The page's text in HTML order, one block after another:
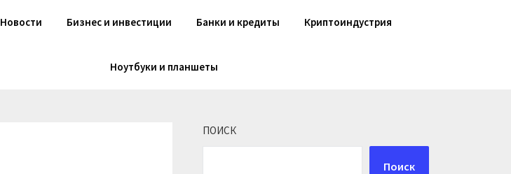
Новости Бизнес и инвестиции Банки и кредиты Криптоиндустрия
Ноутбуки и планшеты
ПОИСК
Поиск